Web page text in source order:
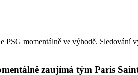
momentálně ve výhodě. Sledování
zaujímá tým Paris